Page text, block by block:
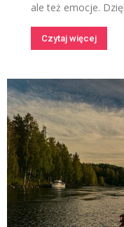
ale też emocje.
Czytaj więcej